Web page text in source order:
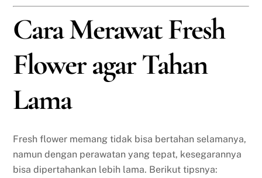
Cara Merawat Fresh
Flower agar Tahan
Lama
Fresh flower memang tidak bisa bertahan selamanya,
namun dengan perawatan yang tepat, kesegarannya
bisa dipertahankan lebih lama. Berikut tipsnya: